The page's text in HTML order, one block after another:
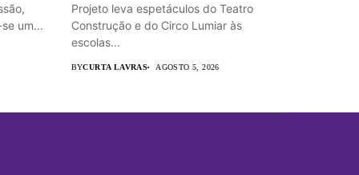
um...
Projeto leva espetáculos do Teatro
Construção e do Circo Lumiar às
escolas...
BYCURTA LAVRAS AGOSTO 5, 2026